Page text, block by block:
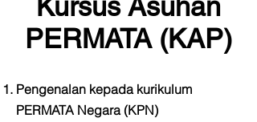
Kursus Asuhan
PERMATA (KAP)
Pengenalan kepada kurikulum
PERMATA Negara (KPN)